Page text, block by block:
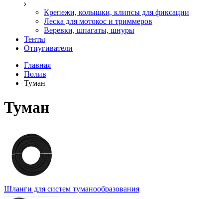
Крепежи, колышки, клипсы для фиксации
Леска для мотокос и триммеров
Веревки, шпагаты, шнуры
Тенты
Отпугиватели
Главная
Полив
Туман
Туман
Шланги для систем туманообразования